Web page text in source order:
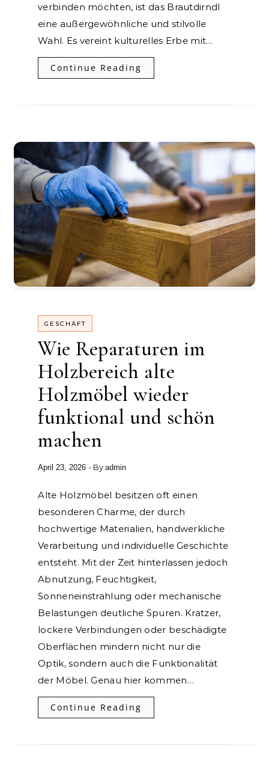
verbinden möchten, ist das Brautdirndl
eine außergewöhnliche und stilvolle
Wahl. Es vereint kulturelles Erbe mit…
Continue Reading
GESCHÄFT
Wie Reparaturen im
Holzbereich alte
Holzmöbel wieder
funktional und schön
machen
April 23, 2026 - Byadmin
Alte Holzmöbel besitzen oft einen
besonderen Charme, der durch
hochwertige Materialien, handwerkliche
Verarbeitung und individuelle Geschichte
entsteht. Mit der Zeit hinterlassen jedoch
Abnutzung, Feuchtigkeit,
Sonneneinstrahlung oder mechanische
Belastungen deutliche Spuren. Kratzer,
lockere Verbindungen oder beschädigte
Oberflächen mindern nicht nur die
Optik, sondern auch die Funktionalität
der Möbel. Genau hier kommen…
Continue Reading